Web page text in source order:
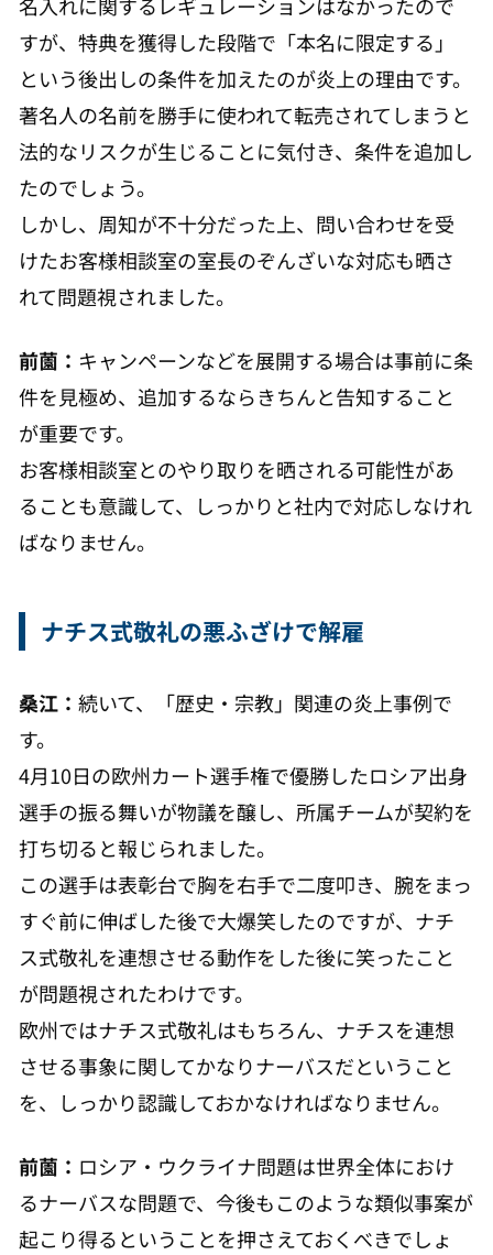
すが、特典を獲得した段階で「本名に限定する」
という後出しの条件を加えたのが炎上の理由です。
著名人の名前を勝手に使われて転売されてしまうと
法的なリスクが生じることに気付き、条件を追加し
たのでしょう。
しかし、周知が不十分だった上、問い合わせを受
けたお客様相談室の室長のぞんざいな対応も晒さ
れて問題視されました。
前薗： キャンペーンなどを展開する場合は事前に条
件を見極め、追加するならきちんと告知すること
が重要です。
お客様相談室とのやり取りを晒される可能性があ
ることも意識して、しっかりと社内で対応しなけれ
ばなりません。
ナチス式敬礼の悪ふざけで解雇
桑江：続いて、「歴史・宗教」関連の炎上事例で
す。
4月10日の欧州カート選手権で優勝したロシア出身
選手の振る舞いが物議を醸し、所属チームが契約を
打ち切ると報じられました。
この選手は表彰台で胸を右手で二度叩き、腕をまっ
すぐ前に伸ばした後で大爆笑したのですが、ナチ
ス式敬礼を連想させる動作をした後に笑ったこと
が問題視されたわけです。
欧州ではナチス式敬礼はもちろん、ナチスを連想
させる事象に関してかなりナーバスだということ
を、しっかり認識しておかなければなりません。
前薗： ロシア・ウクライナ問題は世界全体におけ
るナーバスな問題で、今後もこのような類似事案が
起こり得るということを押さえておくべきでしょ